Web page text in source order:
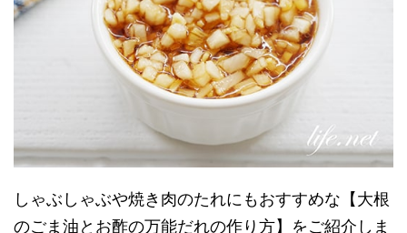
しゃぶしゃぶや焼き肉のたれにもおすすめな【大根
のごま油とお酢の万能だれの作り方】をご紹介しま